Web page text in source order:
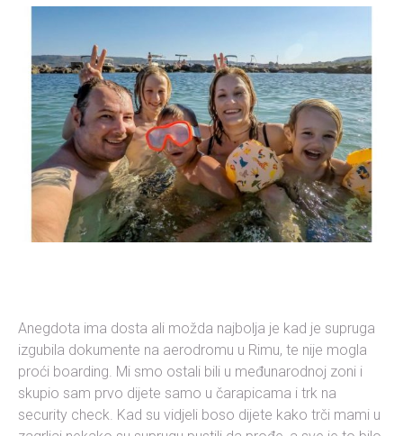
Anegdota ima dosta ali možda najbolja je kad je supruga
izgubila dokumente na aerodromu u Rimu, te nije mogla
proći boarding. Mi smo ostali bili u međunarodnoj zoni i
skupio sam prvo dijete samo u čarapicama i trk na
security check. Kad su vidjeli boso dijete kako trči mami u